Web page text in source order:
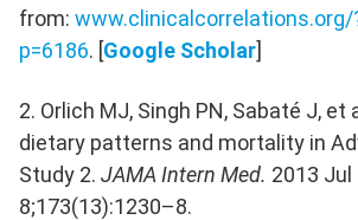
from: www.clinicalcorrelations.org/
p=6186. [Google Scholar]
2. Orlich MJ, Singh PN, Sabaté J, et
dietary patterns and mortality in
Study 2. JAMA Intern Med. 2013 Jul
8;173(13):1230–8.